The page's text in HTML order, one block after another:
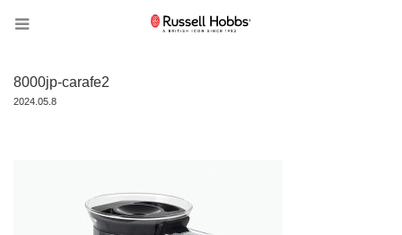
8000jp-carafe2
2024.05.8